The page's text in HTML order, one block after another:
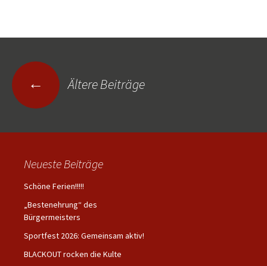
Beitragsnavigation
← Ältere Beiträge
Neueste Beiträge
Schöne Ferien!!!!!
„Bestenehrung“ des
Bürgermeisters
Sportfest 2026: Gemeinsam aktiv!
BLACKOUT rocken die Kulte